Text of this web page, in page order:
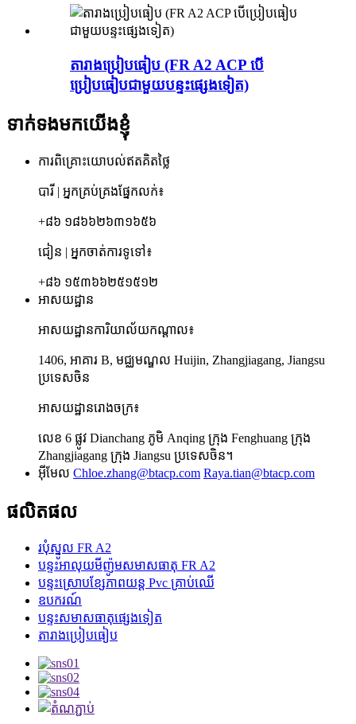
តារាងប្រៀបធៀប (FR A2 ACP បើ
ប្រៀបធៀបជាមួយបន្ទះផ្សេងទៀត)
ទាក់ទងមកយើងខ្ញុំ
ការពិគ្រោះយោបល់ឥតគិតថ្លៃ
បារី | អ្នកគ្រប់គ្រងផ្នែកលក់៖
+៨៦ ១៨៦៦២៦៣១៦៥៦
ជៀន | អ្នកចាត់ការទូទៅ៖
+៨៦ ១៥៣៦៦២៥១៥១២
អាសយដ្ឋាន
អាសយដ្ឋានការិយាល័យកណ្តាល៖
1406, អាគារ B, មជ្ឈមណ្ឌល Huijin, Zhangjiagang, Jiangsu
ប្រទេសចិន
អាសយដ្ឋានរោងចក្រ៖
លេខ 6 ផ្លូវ Dianchang ភូមិ Anqing ក្រុង Fenghuang ក្រុង
Zhangjiagang ក្រុង Jiangsu ប្រទេសចិន។
អ៊ីមែល Chloe.zhang@btacp.com Raya.tian@btacp.com
ផលិតផល
របុំស្នូល FR A2
បន្ទះអាលុយមីញ៉ូមសមាសធាតុ FR A2
បន្ទះ​ស្រោប​ខ្សែភាពយន្ត Pvc គ្រាប់ឈើ
ឧបករណ៍
បន្ទះសមាសធាតុផ្សេងទៀត
តារាងប្រៀបធៀប